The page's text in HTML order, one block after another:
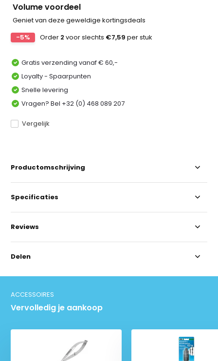
Volume voordeel
Geniet van deze geweldige kortingsdeals
-5%
Order 2 voor slechts €7,59 per stuk
Gratis verzending vanaf € 60,-
Loyalty - Spaarpunten
Snelle levering
Vragen? Bel +32 (0) 468 089 207
Vergelijk
Productomschrijving
Specificaties
Reviews
Delen
ACCESSOIRES
Vervolledig je aankoop